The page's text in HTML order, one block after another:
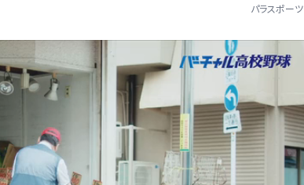
パラスポーツ